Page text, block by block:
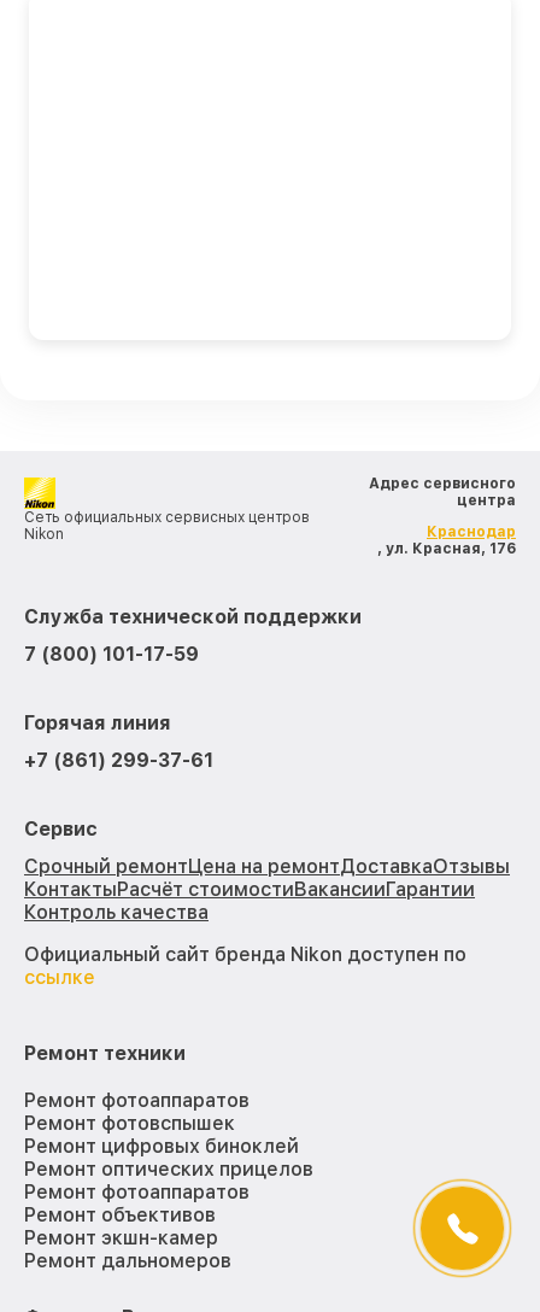
Сеть официальных сервисных центров
Nikon
Адрес сервисного
центра
Краснодар
, ул. Красная, 176
Служба технической поддержки
7 (800) 101-17-59
Горячая линия
+7 (861) 299-37-61
Сервис
Срочный ремонтЦена на ремонтДоставкаОтзывы
КонтактыРасчёт стоимостиВакансииГарантии
Контроль качества
Официальный сайт бренда Nikon доступен по
ссылке
Ремонт техники
Ремонт фотоаппаратов
Ремонт фотовспышек
Ремонт цифровых биноклей
Ремонт оптических прицелов
Ремонт фотоаппаратов
Ремонт объективов
Ремонт экшн-камер
Ремонт дальномеров